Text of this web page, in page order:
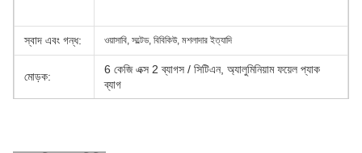
স্বাদ এবং গন্ধ: ওয়াসাবি, সল্টেড, বিবিকিউ, মশলাদার ইত্যাদি
মোড়ক:
6 কেজি এক্স 2 ব্যাগস / সিটিএন, অ্যালুমিনিয়াম ফয়েল প্যাক
ব্যাগ